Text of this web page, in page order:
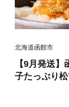
北海道函館市
【9月発送
子たっぷり
伝のタレ 厳